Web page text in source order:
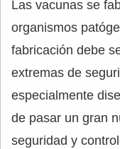
Las vacunas se
organismos
fabricación debe
extremas de
especialmente
de pasar un gran
seguridad y